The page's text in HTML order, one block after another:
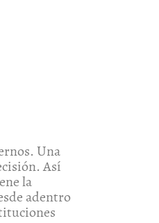
Una
Así
la
adentro